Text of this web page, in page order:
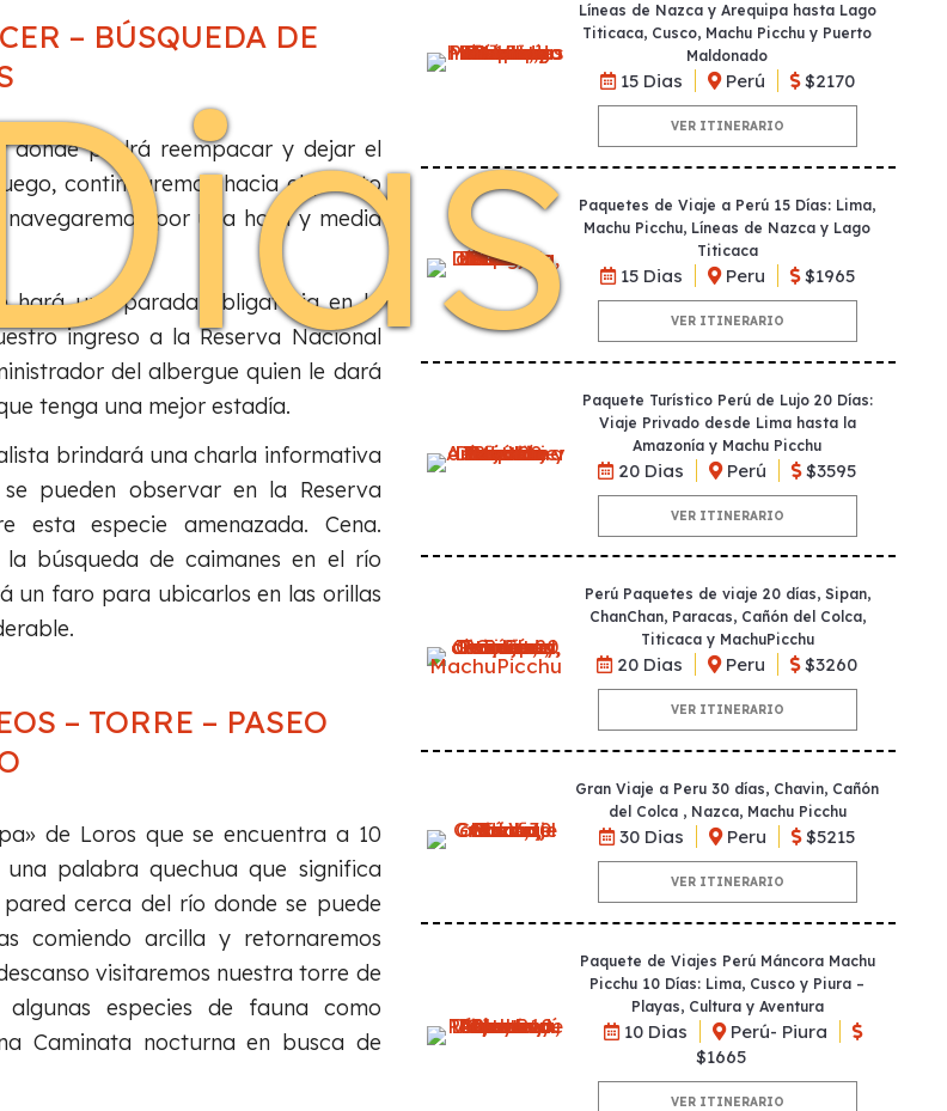
– BÚSQUEDA DE
donde podrá reempacar y dejar el
continuaremos hacia el puerto
por una hora y media
hará una parada obligatoria en la
ingreso a la Reserva Nacional
del albergue quien le dará
tenga una mejor estadía.
brindará una charla informativa
pueden observar en la Reserva
esta especie amenazada. Cena.
búsqueda de caimanes en el río
un faro para ubicarlos en las orillas
– TORRE – PASEO
de Loros que se encuentra a 10
palabra quechua que significa
cerca del río donde se puede
comiendo arcilla y retornaremos
visitaremos nuestra torre de
especies de fauna como
Caminata nocturna en busca de
Líneas de Nazca y Arequipa hasta Lago
Titicaca, Cusco, Machu Picchu y Puerto
Maldonado
15 Dias Perú $2170
VER ITINERARIO
Paquetes de Viaje a Perú 15 Días: Lima,
Machu Picchu, Líneas de Nazca y Lago
Titicaca
15 Dias Peru $1965
VER ITINERARIO
Paquete Turístico Perú de Lujo 20 Días:
Viaje Privado desde Lima hasta la
Amazonía y Machu Picchu
20 Dias Perú $3595
VER ITINERARIO
Perú Paquetes de viaje 20 días, Sipan,
ChanChan, Paracas, Cañón del Colca,
Titicaca y MachuPicchu
20 Dias Peru $3260
VER ITINERARIO
Gran Viaje a Peru 30 días, Chavin, Cañón
del Colca , Nazca, Machu Picchu
30 Dias Peru $5215
VER ITINERARIO
Paquete de Viajes Perú Máncora Machu
Picchu 10 Días: Lima, Cusco y Piura –
Playas, Cultura y Aventura
10 Dias
Perú- Piura
$1665
VER ITINERARIO